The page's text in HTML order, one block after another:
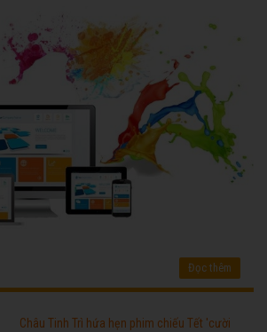
Đọc thêm
Châu Tinh Trì hứa hẹn phim chiếu Tết 'cười